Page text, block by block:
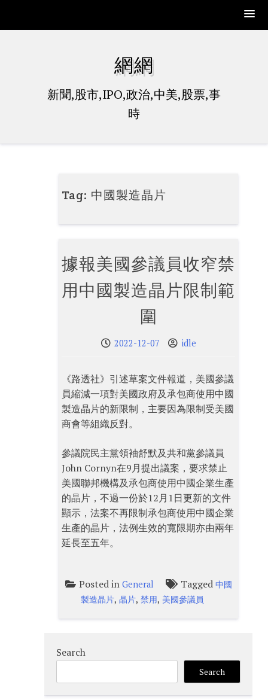
網網
新聞,股市,IPO,政治,中美,股票,事
時
Tag: 中國製造晶片
據報美國參議員收窄禁
用中國製造晶片限制範
圍
2022-12-07 idle
《路透社》引述草案文件報道，美國參議
員縮減一項對美國政府及承包商使用中國
製造晶片的新限制，主要因為限制受美國
商會等組織反對。
參議院民主黨領袖舒默及共和黨參議員
John Cornyn在9月提出議案，要求禁止
美國聯邦機構及承包商使用中國企業生產
的晶片，不過一份於12月1日更新的文件
顯示，法案不再限制承包商使用中國企業
生產的晶片，法例生效的寬限期亦由兩年
延長至五年。
Posted in General Tagged 中國
製造晶片,晶片,禁用, 美國參議員
Search
Search